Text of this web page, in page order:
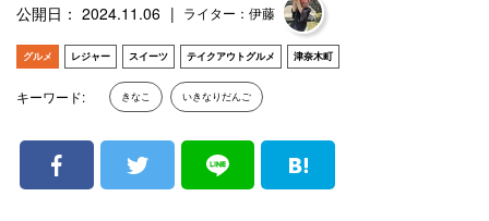
公開日： 2024.11.06 ライター：伊藤
グルメ レジャー スイーツ テイクアウトグルメ 津奈木町
キーワード: きなこ いきなりだんご